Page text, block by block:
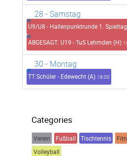
28 - Samstag
U9/U8 - Hallenpunktrunde 1.
ABGESAGT: U19 - TuS Lehmden (H)
30 - Montag
TT:Schüler - Edewecht (A) 18:00
Categories
Verein Fußball Tischtennis
Volleyball